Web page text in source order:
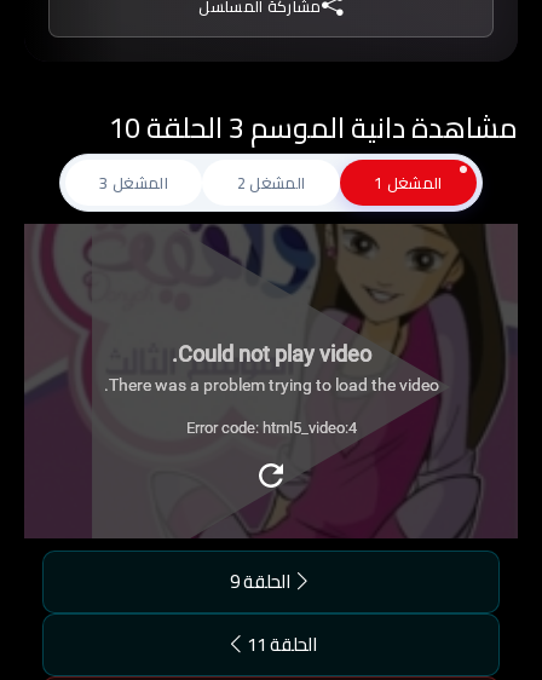
كرتون عربي ، واستفيدوا مما تقدمه حكايات
المسلسل من قيم وأهداف أخلاقية وتربوية.
مشاهدة دانية الموسم 3 الحلقة 10
المشغل 1 المشغل 2 المشغل 3
Could not play video.
There was a problem trying to load the video.
Error code: html5_video:4
الحلقة 9
الحلقة 11